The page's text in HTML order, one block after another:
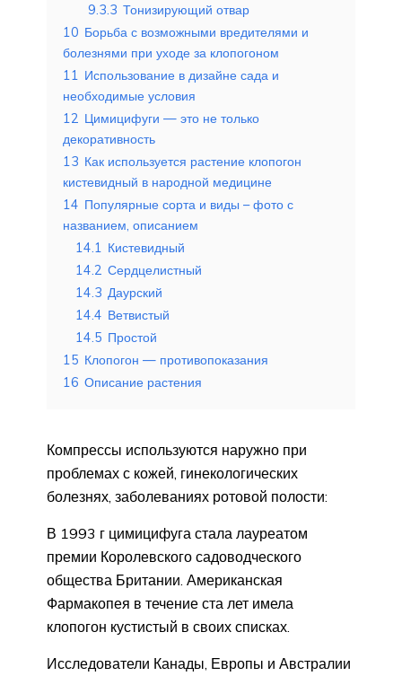
9.3.3 Тонизирующий отвар
10 Борьба с возможными вредителями и
болезнями при уходе за клопогоном
11 Использование в дизайне сада и
необходимые условия
12 Цимицифуги — это не только
декоративность
13 Как используется растение клопогон
кистевидный в народной медицине
14 Популярные сорта и виды – фото с
названием, описанием
14.1 Кистевидный
14.2 Сердцелистный
14.3 Даурский
14.4 Ветвистый
14.5 Простой
15 Клопогон — противопоказания
16 Описание растения
Компрессы используются наружно при
проблемах с кожей, гинекологических
болезнях, заболеваниях ротовой полости:
В 1993 г цимицифуга стала лауреатом
премии Королевского садоводческого
общества Британии. Американская
Фармакопея в течение ста лет имела
клопогон кустистый в своих списках.
Исследователи Канады, Европы и Австралии